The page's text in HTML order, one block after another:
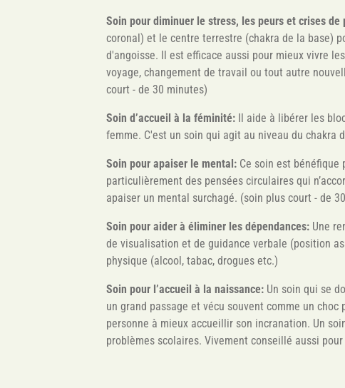
Soin pour diminuer le stress, les peurs et crises de
coronal) et le centre terrestre (chakra de la base)
d'angoisse. Il est efficace aussi pour mieux vivre
voyage, changement de travail ou tout autre
court - de 30 minutes)
Soin d’accueil à la féminité: Il aide à libérer les
femme. C'est un soin qui agit au niveau du chakra
Soin pour apaiser le mental: Ce soin est
particulièrement des pensées circulaires qui
apaiser un mental surchagé. (soin plus court - de
Soin pour aider à éliminer les dépendances: Une
de visualisation et de guidance verbale (position
physique (alcool, tabac, drogues etc.)
Soin pour l’accueil à la naissance: Un soin qui se
un grand passage et vécu souvent comme un
personne à mieux accueillir son incranation. Un
problèmes scolaires. Vivement conseillé aussi